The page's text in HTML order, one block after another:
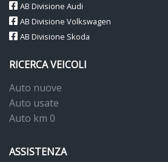
AB Divisione Audi
AB Divisione Volkswagen
AB Divisione Skoda
RICERCA VEICOLI
Auto nuove
Auto usate
Auto km 0
ASSISTENZA